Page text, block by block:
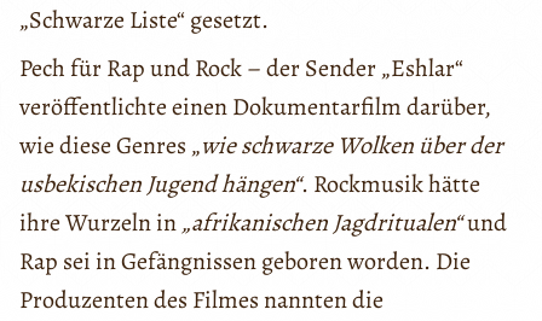
„Schwarze Liste“ gesetzt.
Pech für Rap und Rock – der Sender „Eshlar“
veröffentlichte einen Dokumentarfilm darüber,
wie diese Genres „wie schwarze Wolken über der
usbekischen Jugend hängen“. Rockmusik hätte
ihre Wurzeln in„afrikanischen Jagdritualen“und
Rap sei in Gefängnissen geboren worden. Die
Produzenten des Filmes nannten die